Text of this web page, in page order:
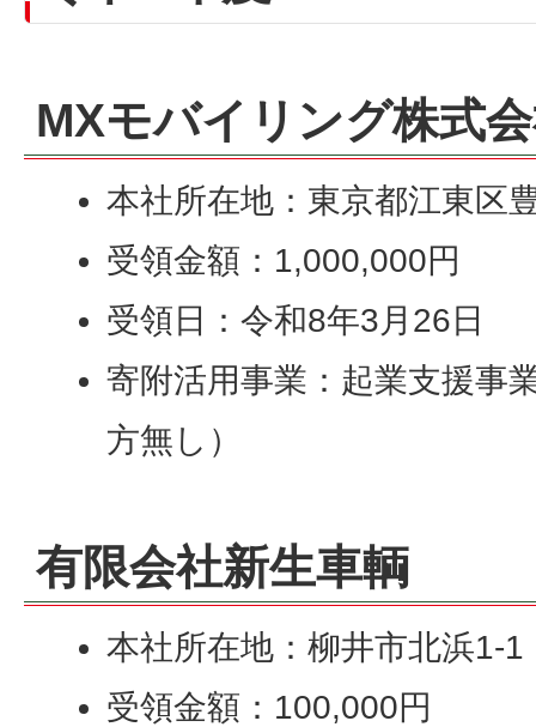
MXモバイリング株式
本社所在地：東京都江東区
受領金額：1,000,000円
受領日：令和8年3月26日
寄附活用事業：起業支援事
方無し）
有限会社新生車輌
本社所在地：柳井市北浜1-1
受領金額：100,000円